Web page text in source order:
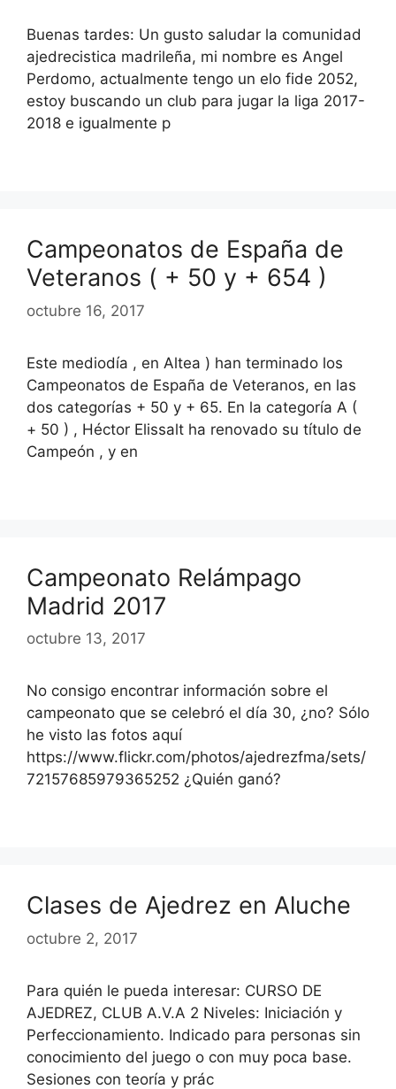
Buenas tardes: Un gusto saludar la comunidad
ajedrecistica madrileña, mi nombre es Angel
Perdomo, actualmente tengo un elo fide 2052,
estoy buscando un club para jugar la liga 2017-
2018 e igualmente p
Campeonatos de España de
Veteranos ( + 50 y + 654 )
octubre 16, 2017
Este mediodía , en Altea ) han terminado los
Campeonatos de España de Veteranos, en las
dos categorías + 50 y + 65. En la categoría A (
+ 50 ) , Héctor Elissalt ha renovado su título de
Campeón , y en
Campeonato Relámpago
Madrid 2017
octubre 13, 2017
No consigo encontrar información sobre el
campeonato que se celebró el día 30, ¿no? Sólo
he visto las fotos aquí
https://www.flickr.com/photos/ajedrezfma/sets/
72157685979365252 ¿Quién ganó?
Clases de Ajedrez en Aluche
octubre 2, 2017
Para quién le pueda interesar: CURSO DE
AJEDREZ, CLUB A.V.A 2 Niveles: Iniciación y
Perfeccionamiento. Indicado para personas sin
conocimiento del juego o con muy poca base.
Sesiones con teoría y prác